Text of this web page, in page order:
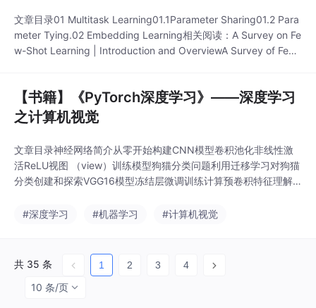
文章目录01 Multitask Learning01.1Parameter Sharing01.2 Para
meter Tying.02 Embedding Learning相关阅读：A Survey on Fe
w-Shot Learning | Introduction and OverviewA Survey of Few-
【书籍】《PyTorch深度学习》——深度学习
之计算机视觉
文章目录神经网络简介从零开始构建CNN模型卷积池化非线性激
活ReLU视图 （view）训练模型狗猫分类问题利用迁移学习对狗猫
分类创建和探索VGG16模型冻结层微调训练计算预卷积特征理解C
器可分为以下步骤。获取数据创建验证数据集从零开始构建CNN
#深度学习 #机器学习 #计算机视觉
共 35 条 1 2 3 4
10 条/页